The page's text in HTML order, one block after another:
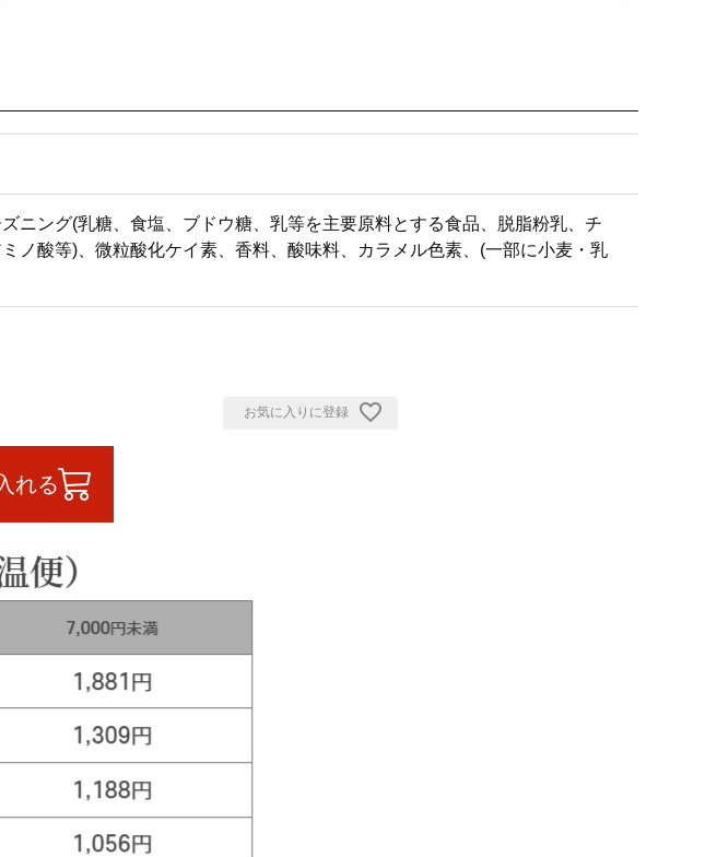
ニング(乳糖、食塩、ブドウ糖、乳等を主要原料とする食品、脱脂粉乳、チ
ノ酸等)、微粒酸化ケイ素、香料、酸味料、カラメル色素、(一部に小麦・乳
お気に入りに登録
れる